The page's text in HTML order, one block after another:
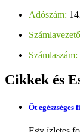
Adószám:
Számlaszám:
Cikkekés
Öt egészséges